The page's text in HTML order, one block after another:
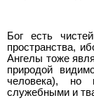
Бог есть
пространства,
Ангелы тоже
природой
человека),
служебными и